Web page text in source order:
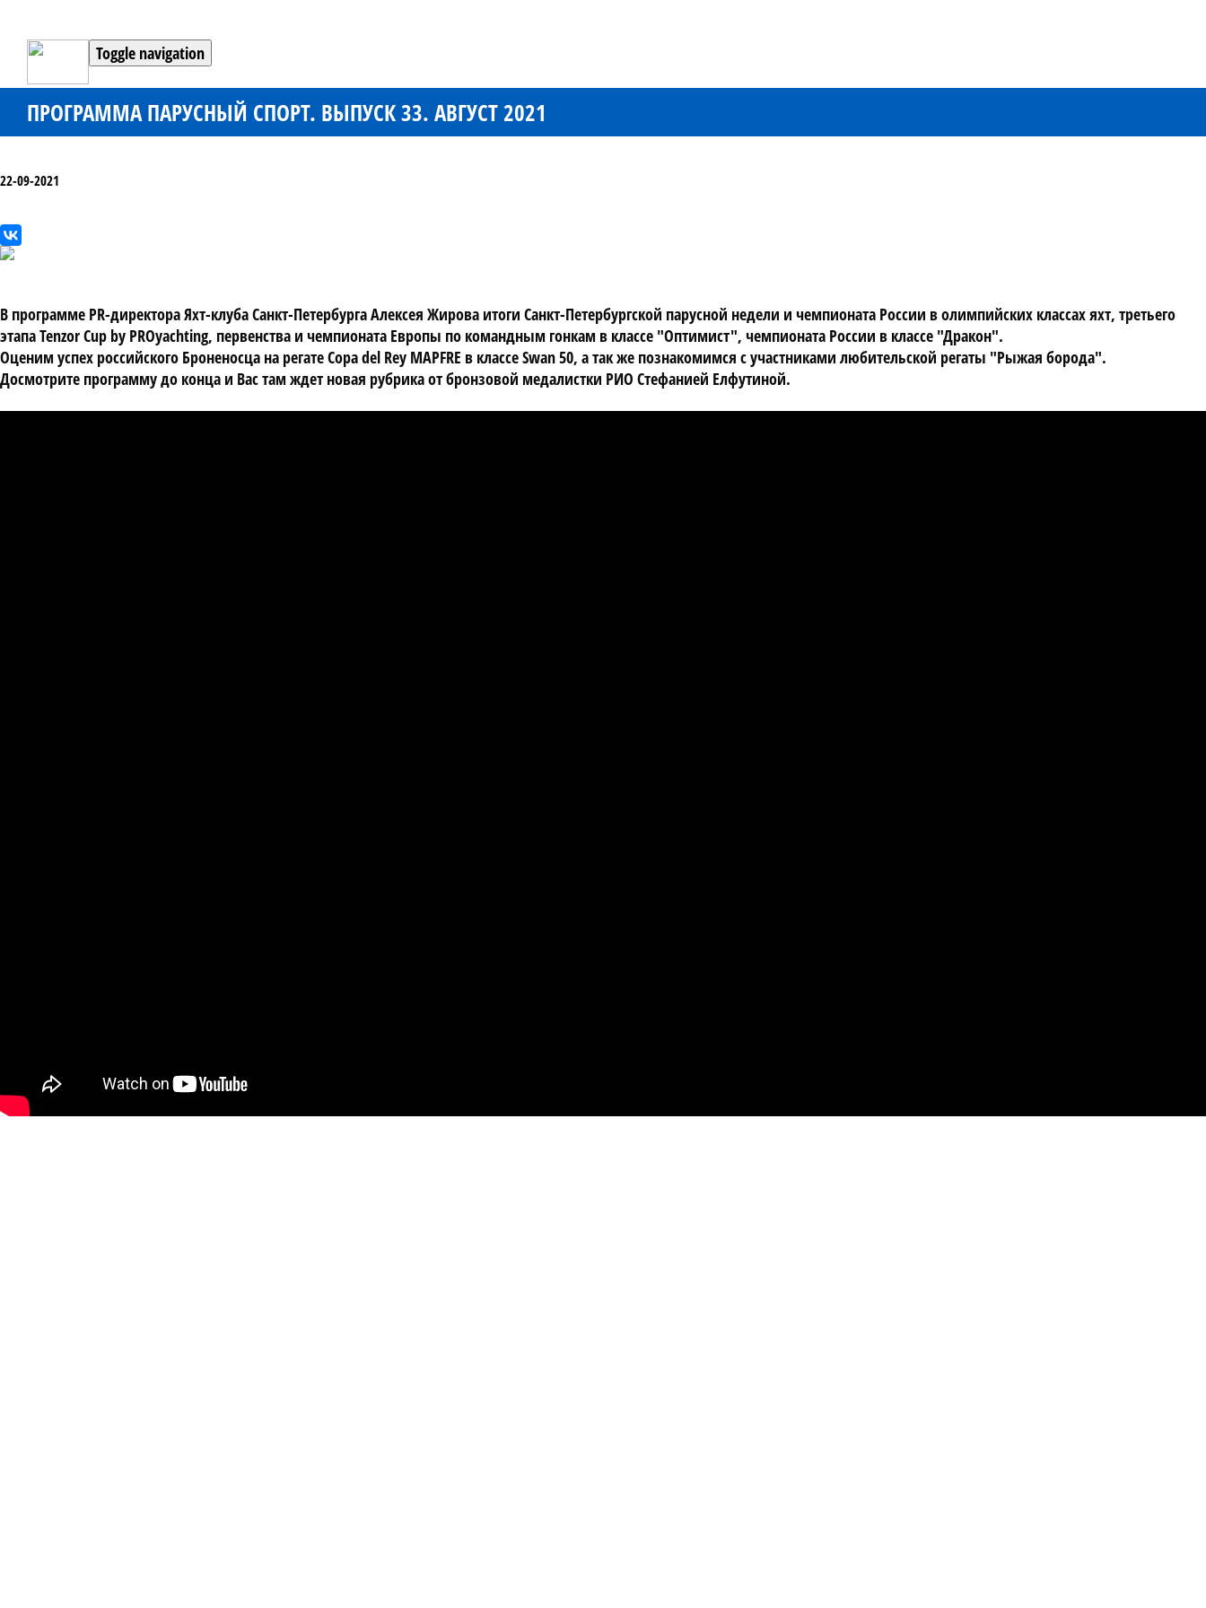
Toggle navigation
ПРОГРАММА ПАРУСНЫЙ СПОРТ. ВЫПУСК 33. АВГУСТ 2021
22-09-2021
В программе PR-директора Яхт-клуба Санкт-Петербурга Алексея Жирова итоги Санкт-Петербургской парусной недели и чемпионата России в олимпийских классах яхт, третьего
этапа Tenzor Cup by PROyachting, первенства и чемпионата Европы по командным гонкам в классе "Оптимист", чемпионата России в классе "Дракон".
Оценим успех российского Броненосца на регате Copa del Rey MAPFRE в классе Swan 50, а так же познакомимся с участниками любительской регаты "Рыжая борода".
Досмотрите программу до конца и Вас там ждет новая рубрика от бронзовой медалистки РИО Стефанией Елфутиной.